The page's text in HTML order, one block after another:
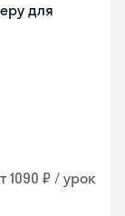
для
1090 ₽ / урок